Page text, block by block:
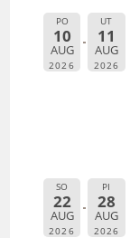
PO
10
AUG
2026
UT
11
AUG
2026
SO
22
AUG
2026
PI
28
AUG
2026